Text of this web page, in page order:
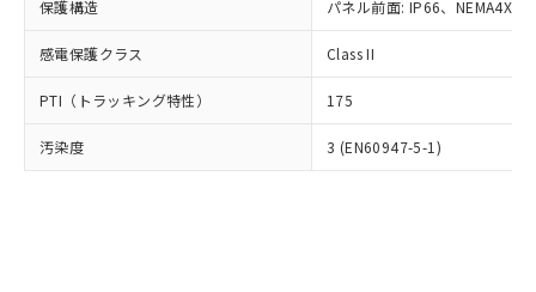
保護構造 パネル前面: IP66、NEMA4X,
感電保護クラス Class II
PTI（トラッキング特性） 175
汚染度 3 (EN60947-5-1)
および当社の共同利用者が、当社の製
品・サービスに関するお客様との取
引・商談に必要な範囲で利用すること
をご了承ください。
※当社の共同利用者とは、"個人情報
の「1.共同利
用者の範囲」に記載されている法人を
下記の非含有証明書をダウンロードするこ
とができます。
EU RoHS指令（10物質）の非含有証明書
51物質の非含有証明書（当社基準）
※本証明書は発行日時点で非含有を証明す